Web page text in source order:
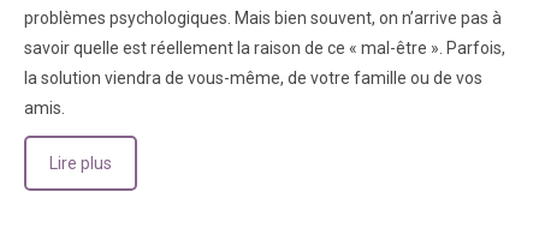
problèmes psychologiques. Mais bien souvent, on n’arrive pas à
savoir quelle est réellement la raison de ce « mal-être ». Parfois,
la solution viendra de vous-même, de votre famille ou de vos
amis.
Lire plus